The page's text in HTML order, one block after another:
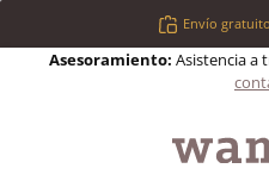
Saltar al contenido principal
Envío
Asesoramiento: Asistencia a